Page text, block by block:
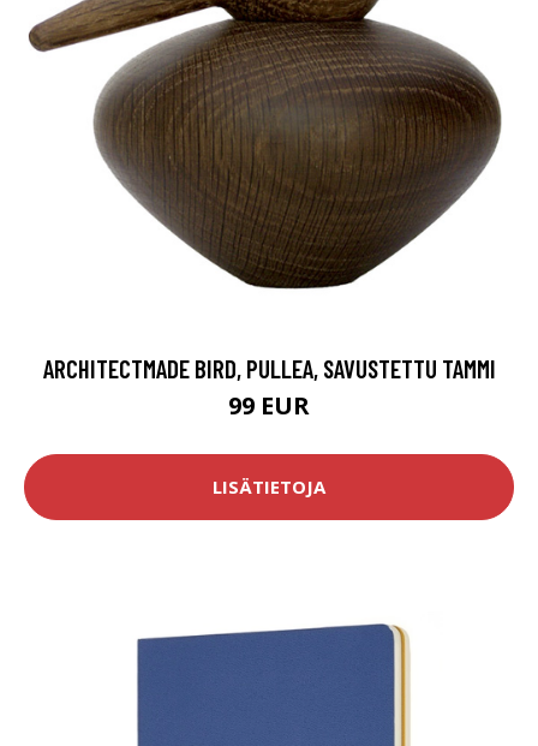
ARCHITECTMADE BIRD, PULLEA, SAVUSTETTU TAMMI
99 EUR
LISÄTIETOJA